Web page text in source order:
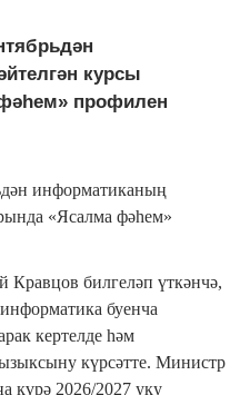
курсы
профилен
информатиканың
«Ясалма фәһем»
билгеләп үткәнчә,
буенча
кертелде һәм
күрсәтте. Министр
күрә 2026/2027 уку